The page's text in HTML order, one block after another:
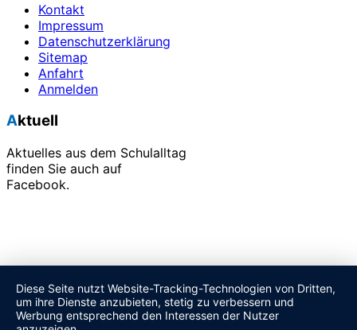
Kontakt
Impressum
Datenschutzerklärung
Sitemap
Anfahrt
Anmelden
Aktuell
Aktuelles aus dem Schulalltag
finden Sie auch auf
Facebook.
Diese Seite nutzt Website-Tracking-Technologien von Dritten,
um ihre Dienste anzubieten, stetig zu verbessern und
Werbung entsprechend den Interessen der Nutzer